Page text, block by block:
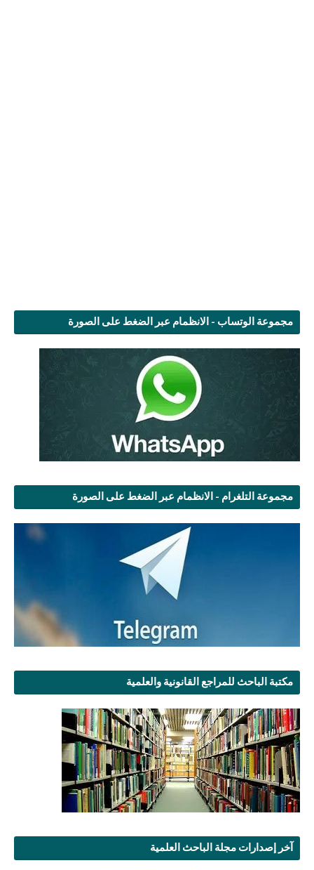
مجموعة الوتساب - الانظمام عبر الضغط على الصورة
مجموعة التلغرام - الانظمام عبر الضغط على الصورة
مكتبة الباحث للمراجع القانونية والعلمية
آخر إصدارات مجلة الباحث العلمية